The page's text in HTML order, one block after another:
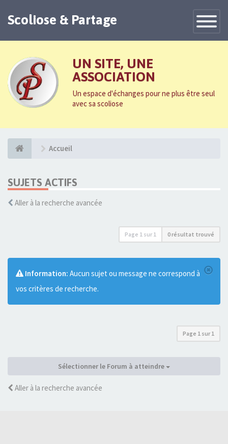
Toggle
Scoliose & Partage
UN SITE, UNE
ASSOCIATION
Un espace d'échanges pour ne plus être seul
avec sa scoliose
Accueil
SUJETS ACTIFS
Aller à la recherche avancée
Page 1 sur 1 0 résultat trouvé
Information: Aucun sujet ou message ne correspond à
vos critères de recherche.
Page 1 sur1
Sélectionner le Forum à atteindre
Aller à la recherche avancée